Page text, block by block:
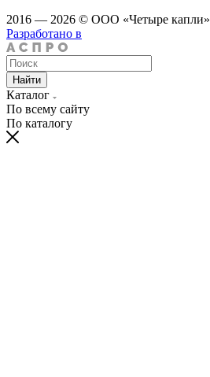
2016 — 2026 © ООО «Четыре капли»
Разработано в
Найти
Каталог
По всему сайту
По каталогу